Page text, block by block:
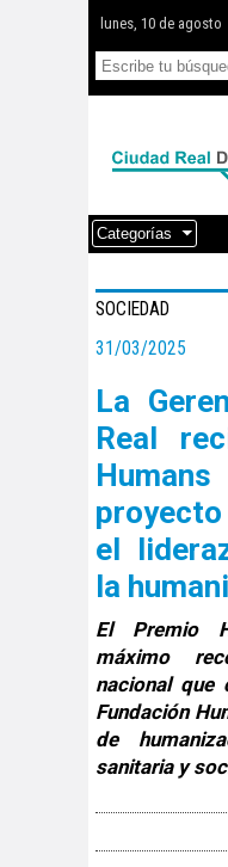
lunes, 10 de agosto
Categorías
SOCIEDAD
31/03/2025
La
Real
el
la
El Premio
máximo
nacional que
Fundación
de
sanitaria y